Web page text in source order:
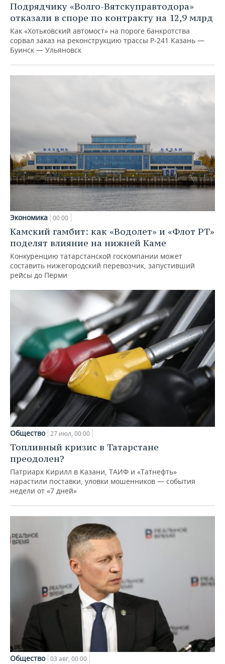
Подрядчику «Волго-Вятскуправтодора»
отказали в споре по контракту на 12,9 млрд
Как «Хотьковский автомост» на пороге банкротства
сорвал заказ на реконструкцию трассы Р‑241 Казань —
Буинск — Ульяновск
Экономика 00:00
Камский гамбит: как «Водолет» и «Флот РТ»
поделят влияние на нижней Каме
Конкуренцию татарстанской госкомпании может
составить нижегородский перевозчик, запустивший
рейсы до Перми
Общество 27 июл, 00:00
Топливный кризис в Татарстане
преодолен?
Патриарх Кирилл в Казани, ТАИФ и «Татнефть»
нарастили поставки, уловки мошенников — события
недели от «7 дней»
Общество 03 авг, 00:00